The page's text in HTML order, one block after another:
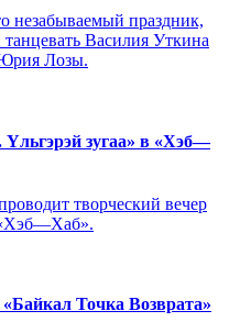
незабываемый праздник,
танцевать Василия Уткина
Юрия Лозы.
зугаа» в «Хэб—
творческий вечер
«Хэб—Хаб».
Точка Возврата»